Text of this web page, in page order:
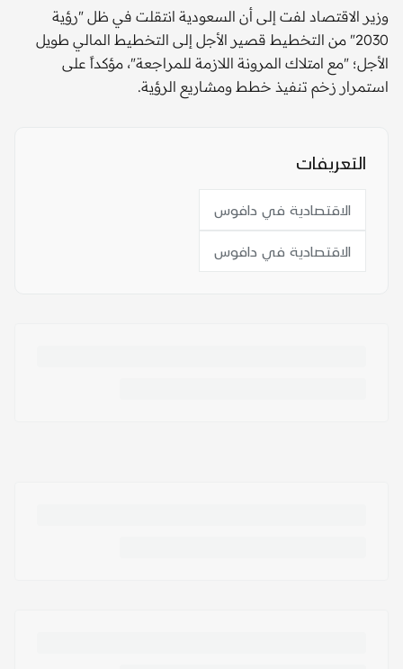
وزير الاقتصاد لفت إلى أن السعودية انتقلت في ظل "رؤية
2030" من التخطيط قصير الأجل إلى التخطيط المالي طويل
الأجل؛ "مع امتلاك المرونة اللازمة للمراجعة"، مؤكداً على
استمرار زخم تنفيذ خطط ومشاريع الرؤية.
التعريفات
الاقتصادية في دافوس
الاقتصادية في دافوس